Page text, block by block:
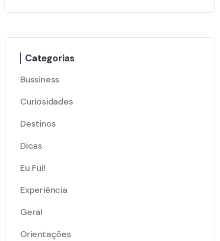
Categorias
Bussiness
Curiosidades
Destinos
Dicas
Eu Fui!
Experiência
Geral
Orientações